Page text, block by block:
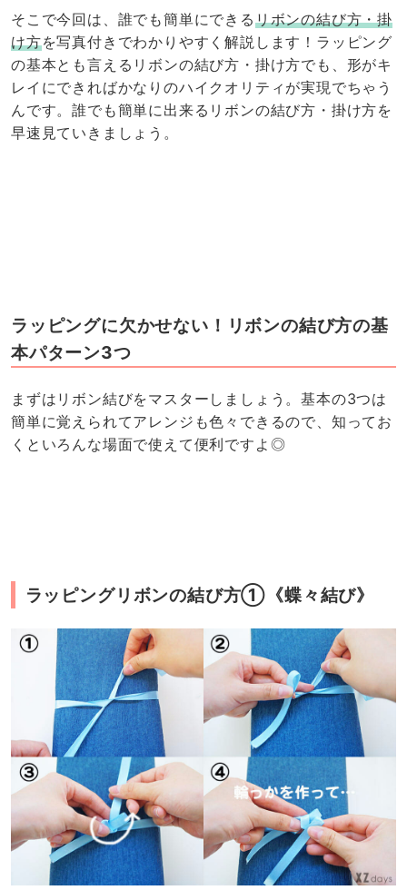
そこで今回は、誰でも簡単にできるリボンの結び方・掛
け方を写真付きでわかりやすく解説します！ラッピング
の基本とも言えるリボンの結び方・掛け方でも、形がキ
レイにできればかなりのハイクオリティが実現でちゃう
んです。誰でも簡単に出来るリボンの結び方・掛け方を
早速見ていきましょう。
ラッピングに欠かせない！リボンの結び方の基
本パターン3つ
まずはリボン結びをマスターしましょう。基本の3つは
簡単に覚えられてアレンジも色々できるので、知ってお
くといろんな場面で使えて便利ですよ◎
ラッピングリボンの結び方①《蝶々結び》